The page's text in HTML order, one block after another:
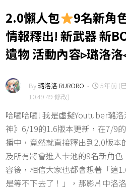
2.0懶人包
9名新角
情報釋出! 新武器 新
遺物 活動內容▹璐洛洛
By璐洛洛 RURORO -
5年前 (
10:49:49 修改)
哈囉哈囉! 我是虛擬Youtuber璐
神》6/19的1.6版本更新，在7/9
播中，竟然就直接釋出到2.0版本
及所有將會進入卡池的9名新角色
容後，相信大家也都會想著「這
是等不下去了！」，那影片中洛